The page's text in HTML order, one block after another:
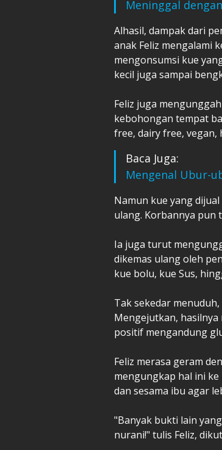
Meninggal
Alhasil, dampak dari
anak Feliz mengalami
mengonsumsi kue
kecil juga sampai
‎Feliz juga
kebohongan tempat
free, dairy free, vegan,
Baca Juga:
Mengenal Ubur-
‎Namun kue yang
ulang. Korbannya pun
‎Ia juga turut
dikemas ulang oleh
kue bolu, kue Sus,
‎Tak sekedar
Mengejutkan,
positif mengandung
‎Feliz merasa geram
mengungkap hal ini
dan sesama ibu agar
‎"Banyak bukti lain
nurani!" tulis Feliz,